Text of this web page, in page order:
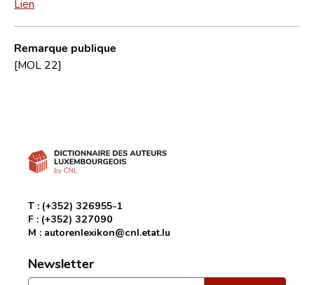
Lien
Remarque publique
[MOL 22]
T : (+352) 326955-1
F : (+352) 327090
M : autorenlexikon@cnl.etat.lu
Newsletter